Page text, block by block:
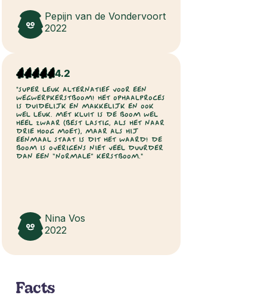
Pepijn van de Vondervoort
2022
4.2
"SUPER LEUK ALTERNATIEF VOOR EEN
WEGWERPKERSTBOOM! HET OPHAALPROCES
IS DUIDELIJK EN MAKKELIJK EN OOK
WEL LEUK. MET KLUIT IS DE BOOM WEL
HEEL ZWAAR (BEST LASTIG, ALS HET NAAR
DRIE HOOG MOET), MAAR ALS HIJ
EENMAAL STAAT IS DIT HET WAARD! DE
BOOM IS OVERIGENS NIET VEEL DUURDER
DAN EEN “NORMALE” KERSTBOOM."
Nina Vos
2022
Facts